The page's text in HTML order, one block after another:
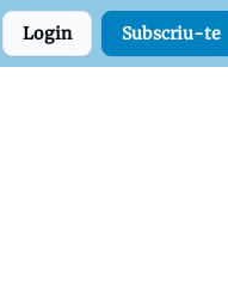
Login Subscriu-te